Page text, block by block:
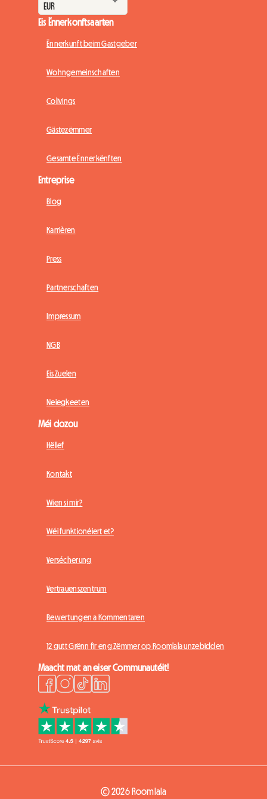
Eis Ënnerkonftsaarten
Ënnerkunft beim Gastgeber
Wohngemeinschaften
Colivings
Gästezëmmer
Gesamte Ënnerkënften
Entreprise
Blog
Karrièren
Press
Partnerschaften
Impressum
NGB
Eis Zuelen
Neiegkeeten
Méi dozou
Hëllef
Kontakt
Wien si mir?
Wéi funktionéiert et?
Versécherung
Vertrauenszentrum
Bewertungen a Kommentaren
12 gutt Grënn fir eng Zëmmer op Roomlala unzebidden
Maacht mat an eiser Communautéit!
© 2026 Roomlala